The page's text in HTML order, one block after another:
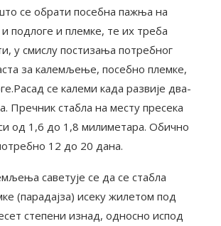
се обрати посебна пажња на
подлоге и племке, те их треба
у смислу постизања потребног
за калемљење, посебно племке,
се калеми када развије два-
Пречник стабла на месту пресека
од 1,6 до 1,8 милиметара. Обично
12 до 20 дана.
саветује се да се стабла
(парадајза) исеку жилетом под
степени изнад, односно испод